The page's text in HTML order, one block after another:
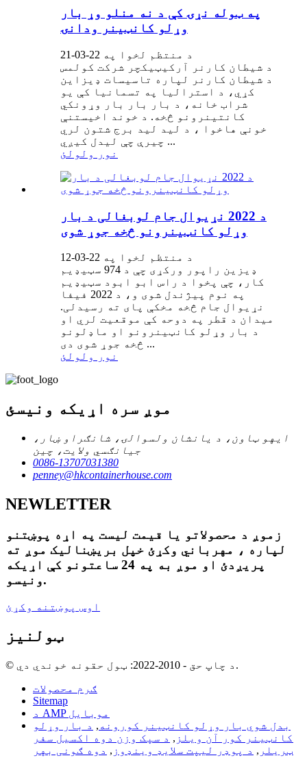
په ټوله نړۍ کې د نه منلو وړ بار
وړلو کانټینر ودانۍ
د منتظم لخوا په 22-03-21
د شیطان کارنر آرکیټیکچر شرکت کولمس
د شیطان کارنر لپاره تاسیسات ډیزاین
کړي، د استرالیا په تسمانیا کې یو
شراب خانه، د بار بار بار وړونکي
کانتینرونو څخه. د خوند اخیستنې
خونې هاخوا ، د لید لید برج شتون لري
چیرې چې لیدل کیږي ...
نور ولولئ
د 2022 نړیوال جام لوبغالی د بار
وړلو کانټینرونو څخه جوړ شوی
د منتظم لخوا په 22-03-12
ډیزین راپور ورکړی چې د 974 سټیډیم
کار، چې پخوا د راس ابو ابود سټیډیم
په نوم پیژندل شوی و، د 2022 فیفا
نړیوال جام څخه مخکې پای ته رسیدلی.
میدان د قطر په دوحه کې موقعیت لري او
د بار وړلو کانټینرونو او ماډلونو
څخه جوړ شوی دی ...
نور ولولئ
موږ سره اړیکه ونیسئ
ایهو ټاون، د یانشان ولسوالۍ، شانګراو ښار،
جیانګسي ولایت، چین
0086-13707031380
penney@hkcontainerhouse.com
NEWLETTER
زموږ د محصولاتو یا قیمت لیست په اړه پوښتنو
لپاره ، مهرباني وکړئ خپل بریښنالیک موږ ته
پریږدئ او موږ به په 24 ساعتونو کې اړیکه
ونیسو.
اوس پوښتنه وکړئ
ټولنیز
© د چاپ حق - 2010-2022: ټول حقونه خوندي دي.
ګرم محصولات
Sitemap
د AMP موبایل
بدل شوي بار وړلو کانټینر کورونه , د بار وړلو
کانټینر کور آن ویلز , د سپک وزن دوه اکسیل سفر
ټریلر , د پوډر لیپت سلایډ وینډوز , دوه ګونی بهر